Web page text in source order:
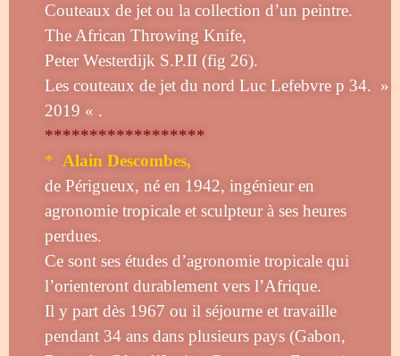
Couteaux de jet ou la collection d’un peintre.
The African Throwing Knife,
Peter Westerdijk S.P.II (fig 26).
Les couteaux de jet du nord Luc Lefebvre p 34. »
2019 « .
******************
* Alain Descombes,
de Périgueux, né en 1942, ingénieur en
agronomie tropicale et sculpteur à ses heures
perdues.
Ce sont ses études d’agronomie tropicale qui
l’orienteront durablement vers l’Afrique.
Il y part dès 1967 ou il séjourne et travaille
pendant 34 ans dans plusieurs pays (Gabon,